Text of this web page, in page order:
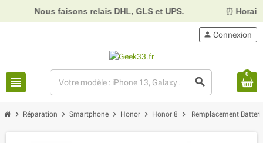
Nous faisons relais DHL, GLS et UPS. Horaires :
view_headline search
person Connexion
0
chevron_right Réparation chevron_right Smartphone chevron_right Honor chevron_right Honor 8 chevron_right Remplacement